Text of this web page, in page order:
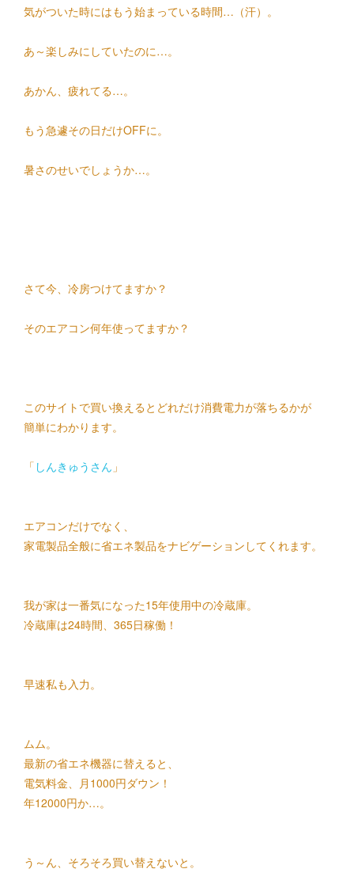
気がついた時にはもう始まっている時間…（汗）。
あ～楽しみにしていたのに…。
あかん、疲れてる…。
もう急遽その日だけOFFに。
暑さのせいでしょうか…。
さて今、冷房つけてますか？
そのエアコン何年使ってますか？
このサイトで買い換えるとどれだけ消費電力が落ちるかが
簡単にわかります。
「 しんきゅうさん 」
エアコンだけでなく、
家電製品全般に省エネ製品をナビゲーションしてくれます。
我が家は一番気になった15年使用中の冷蔵庫。
冷蔵庫は24時間、365日稼働！
早速私も入力。
ムム。
最新の省エネ機器に替えると、
電気料金、月1000円ダウン！
年12000円か…。
う～ん、そろそろ買い替えないと。